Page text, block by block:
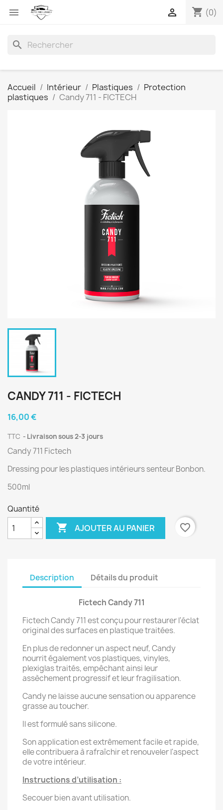
 shopping_cart (0)

search
Accueil Intérieur Plastiques
Protection
plastiques
Candy 711 - FICTECH
CANDY 711 - FICTECH
16,00 €
TTC Livraison sous 2-3 jours
Candy 711 Fictech
Dressing pour les plastiques intérieurs senteur Bonbon.
500ml
Quantité
 AJOUTER AU PANIER favorite_border
Description Détails du produit
Fictech Candy 711
Fictech Candy 711 est conçu pour restaurer l'éclat
original des surfaces en plastique traitées.
En plus de redonner un aspect neuf, Candy
nourrit également vos plastiques, vinyles,
plexiglas traités, empêchant ainsi leur
assèchement progressif et leur fragilisation.
Candy ne laisse aucune sensation ou apparence
grasse au toucher.
Il est formulé sans silicone.
Son application est extrêmement facile et rapide,
elle contribuera à rafraîchir et renouveler l'aspect
de votre intérieur.
Instructions d’utilisation :
Secouer bien avant utilisation.